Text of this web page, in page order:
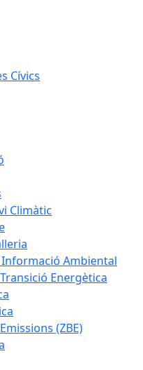
Cívics
Climàtic
Ambiental
Energètica
(ZBE)